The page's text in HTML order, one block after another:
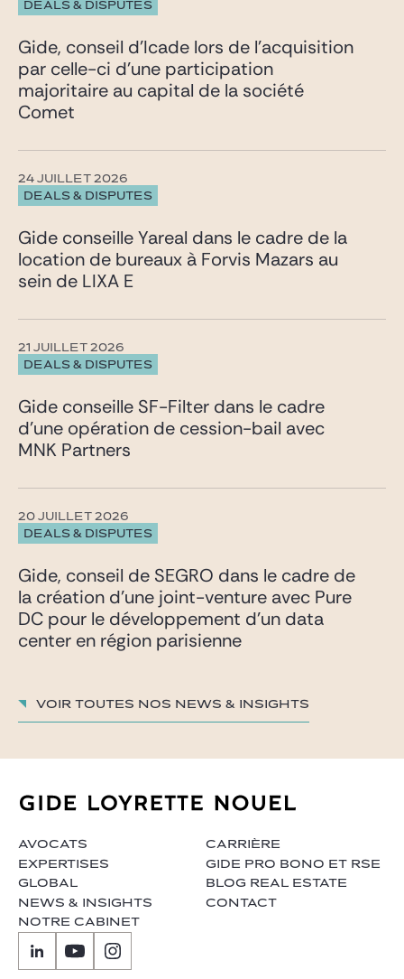
DEALS & DISPUTES
Gide, conseil d’Icade lors de l’acquisition
par celle-ci d’une participation
majoritaire au capital de la société
Comet
DEALS & DISPUTES
24 JUILLET 2026
Gide conseille Yareal dans le cadre de la
location de bureaux à Forvis Mazars au
sein de LIXA E
DEALS & DISPUTES
21 JUILLET 2026
Gide conseille SF-Filter dans le cadre
d’une opération de cession-bail avec
MNK Partners
DEALS & DISPUTES
20 JUILLET 2026
Gide, conseil de SEGRO dans le cadre de
la création d’une joint-venture avec Pure
DC pour le développement d’un data
center en région parisienne
Voir toutes nos News & insights
AVOCATS
EXPERTISES
GLOBAL
NEWS & INSIGHTS
NOTRE CABINET
CARRIÈRE
GIDE PRO BONO ET RSE
BLOG REAL ESTATE
CONTACT